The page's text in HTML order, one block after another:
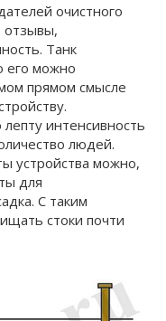
очистного
отзывы,
Танк
его можно
прямом смысле
интенсивность
людей.
устройства можно,
для
С таким
стоки почти